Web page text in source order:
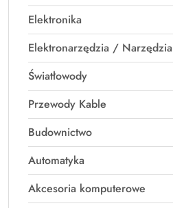
Elektronika
Elektronarzędzia / Narzędzia
Światłowody
Przewody Kable
Budownictwo
Automatyka
Akcesoria komputerowe